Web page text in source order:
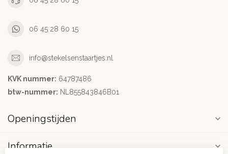
06 45 28 60 15
info@stekelsenstaartjes.nl
KVK nummer: 64787486
btw-nummer: NL855843846B01
Openingstijden
Informatie